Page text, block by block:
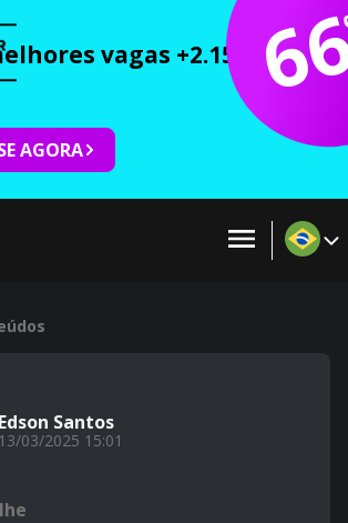
vagas +2.150 cursos
AGORA
Edson Santos
13/03/2025 15:01